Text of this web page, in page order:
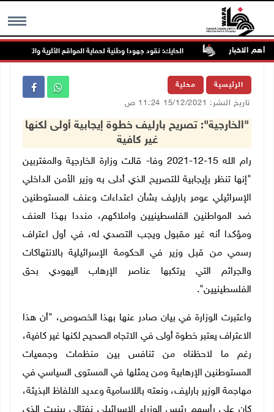
MENU أهم الاخبار
المقبل الحايك: نقود جهودا وطنية لحماية المواقع الأثرية والتاريخية
الرئيسية محلية
تاريخ النشر: 15/12/2021 11:24 ص
"الخارجية": تصريح بارليف خطوة إيجابية أولى لكنها
غير كافية
رام الله 15-12-2021 وفا- قالت وزارة الخارجية والمغتربين
"إنها تنظر بإيجابية للتصريح الذي أدلى به وزير الأمن الداخلي
الإسرائيلي عومر بارليف بشأن اعتداءات وعنف المستوطنين
ضد المواطنين الفلسطينيين واملاكهم، منددا بهذا العنف
ومؤكدا أنه غير مقبول ويجب التصدي له، في أول اعتراف
رسمي من قبل وزير في الحكومة الإسرائيلية بالانتهاكات
والجرائم التي يرتكبها عناصر الإرهاب اليهودي بحق
الفلسطينيين".
واعتبرت الوزارة في بيان صادر عنها بهذا الخصوص، "أن هذا
الاعتراف يعتبر خطوة أولى في الاتجاه الصحيح لكنها غير كافية،
رغم ما لاحظناه من تنافس بين منظمات وجمعيات
المستوطنين الإرهابية ومن يمثلها في المستوى السياسي في
مهاجمة الوزير بارليف، ونعته باللاسامية وعديد الالفاظ البذيئة،
كان على رأسهم رئيس الوزراء الإسرائيلي نفتالي بينيت الذي